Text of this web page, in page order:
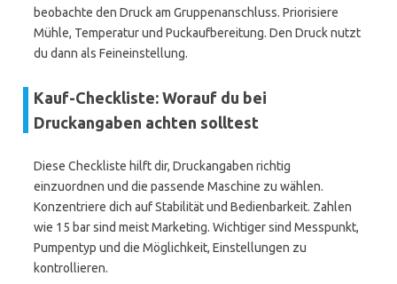
beobachte den Druck am Gruppenanschluss. Priorisiere
Mühle, Temperatur und Puckaufbereitung. Den Druck nutzt
du dann als Feineinstellung.
Kauf-Checkliste: Worauf du bei
Druckangaben achten solltest
Diese Checkliste hilft dir, Druckangaben richtig
einzuordnen und die passende Maschine zu wählen.
Konzentriere dich auf Stabilität und Bedienbarkeit. Zahlen
wie 15 bar sind meist Marketing. Wichtiger sind Messpunkt,
Pumpentyp und die Möglichkeit, Einstellungen zu
kontrollieren.